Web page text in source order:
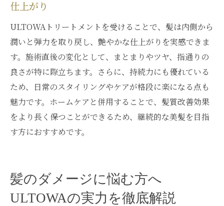
仕上がり
ULTOWAトリートメントを受けることで、髪は内側から
潤いと弾力を取り戻し、艶やかな仕上がりを実感できま
す。施術直後の変化として、まとまりやツヤ、指通りの
良さが特に際立ちます。さらに、持続力にも優れている
ため、日常のスタイリングやケアが格段に楽になる点も
魅力です。ホームケアと併用することで、髪質改善効果
をより長く保つことができるため、継続的な美髪を目指
す方におすすめです。
髪のダメージに悩む方へ
ULTOWAの実力を徹底解説